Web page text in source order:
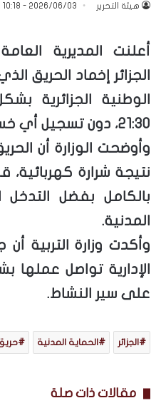
هيئة التحرير 2026/06/03 - 10:18 صباحًا
أعلنت المديرية
الجزائر إخماد الحريق
الوطنية الجزائرية
21:30، دون تسجيل أي خسائر بشرية.
وأوضحت الوزارة أن
نتيجة شرارة كهربائية،
بالكامل بفضل التدخل
المدنية.
وأكدت وزارة التربية
الإدارية تواصل
على سير النشاط.
الجزائر الحماية المدنية
مقالات ذات صلة